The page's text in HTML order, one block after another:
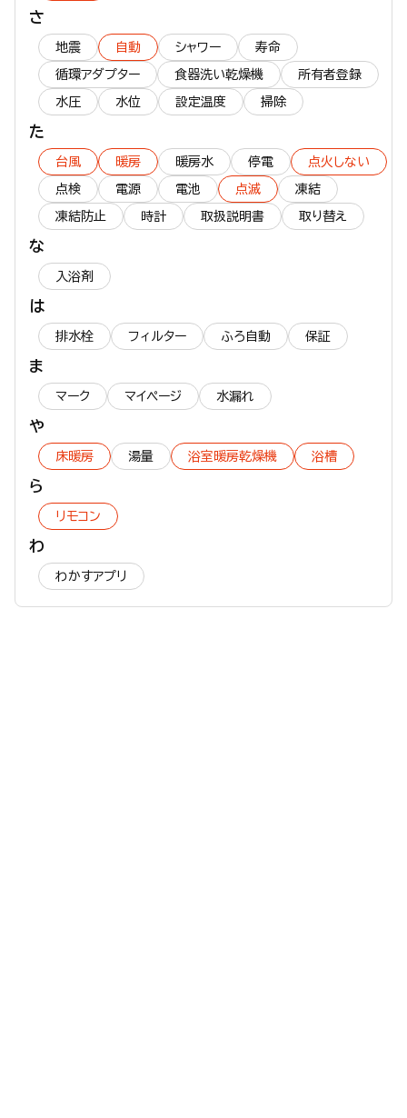
給湯機器：エラーコード表示【290】が点滅する
エコウィル：エラーコード表示【561】が点滅する
給湯機器： エラーコード 表示【14】が点滅する
給湯機器：エラーコード表示【OFF】が点滅する
エコウィル／ハイブリッド／太陽熱／給湯機器：
エラーコ
ード表示【260】が点滅する
給湯機器：エラーコード表示【722】が点滅する
さ
地震 自動 シャワー 寿命
循環アダプター 食器洗い乾燥機 所有者登録
水圧 水位 設定温度 掃除
た
台風 暖房 暖房水 停電 点火しない
点検 電源 電池 点滅 凍結
凍結防止 時計 取扱説明書 取り替え
な
入浴剤
は
排水栓 フィルター ふろ自動 保証
ま
マーク マイページ 水漏れ
や
床暖房 湯量 浴室暖房乾燥機 浴槽
ら
リモコン
わ
わかすアプリ